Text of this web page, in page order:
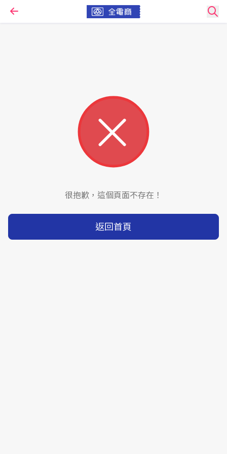
很抱歉，這個頁面不存在！
返回首頁